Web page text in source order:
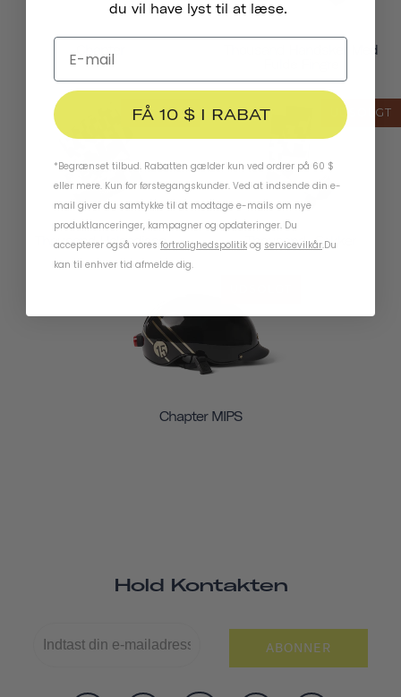
Chapter
Thousand Handsker Med
UDSOLGT
Thousand Halsedisse
UDSOLGT
Thousand -sokker
Chapter MIPS
Hold Kontakten
ABONNER
du vil have lyst til at læse.
FÅ 10 $ I RABAT
*Begrænset tilbud. Rabatten gælder kun ved ordrer på 60 $
eller mere. Kun for førstegangskunder. Ved at indsende din e-
mail giver du samtykke til at modtage e-mails om nye
produktlanceringer, kampagner og opdateringer. Du
accepterer også vores fortrolighedspolitik og servicevilkår.Du
kan til enhver tid afmelde dig.